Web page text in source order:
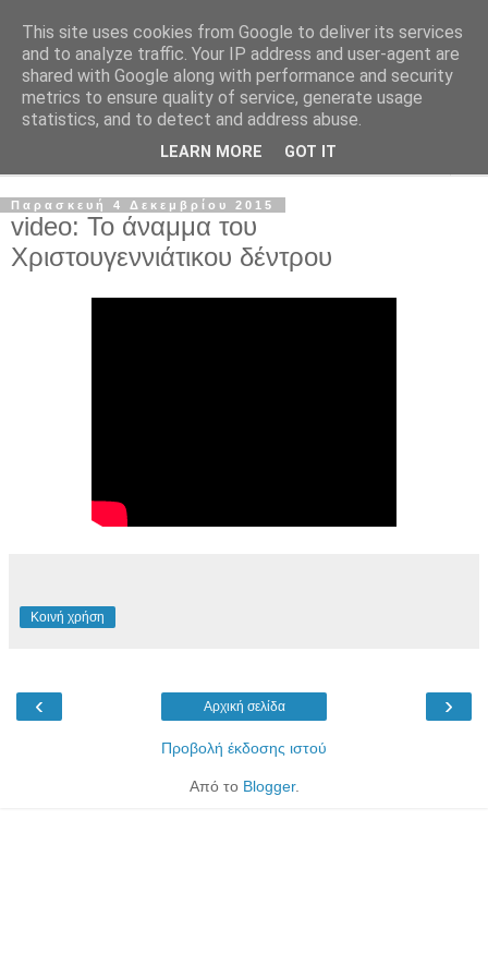
Παρασκευή 4 Δεκεμβρίου 2015
video: Το άναμμα του
Χριστουγεννιάτικου δέντρου
Κοινή χρήση
‹ ›
Αρχική σελίδα
Προβολή έκδοσης ιστού
Από το Blogger.
This site uses cookies from Google to deliver its services
and to analyze traffic. Your IP address and user-agent are
shared with Google along with performance and security
metrics to ensure quality of service, generate usage
statistics, and to detect and address abuse.
LEARN MORE GOT IT